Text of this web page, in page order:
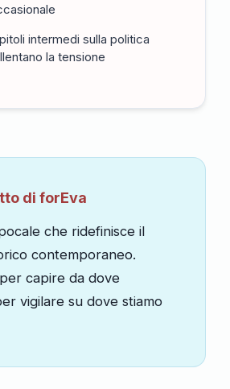
intermedi sulla politica
la tensione
di forEva
che ridefinisce il
contemporaneo.
capire da dove
vigilare su dove stiamo